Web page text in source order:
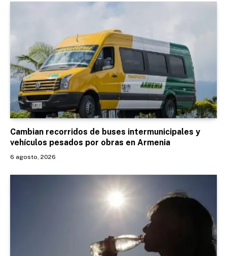
Cambian recorridos de buses intermunicipales y
vehículos pesados por obras en Armenia
6 agosto, 2026